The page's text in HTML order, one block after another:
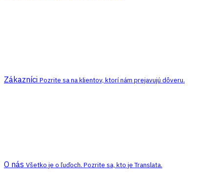
Zákazníci Pozrite sa na klientov, ktorí nám prejavujú dôveru.
O nás Všetko je o ľuďoch. Pozrite sa, kto je Translata.